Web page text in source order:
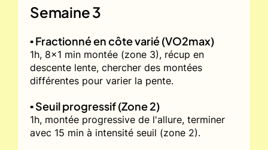
Semaine 3
▪️ Fractionné en côte varié (VO2max)
1h, 8x1 min montée (zone 3), récup en
descente lente, chercher des montées
différentes pour varier la pente.
▪️ Seuil progressif (Zone 2)
1h, montée progressive de l'allure, terminer
avec 15 min à intensité seuil (zone 2).